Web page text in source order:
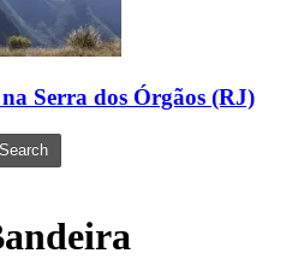
Serra dos Órgãos (RJ)